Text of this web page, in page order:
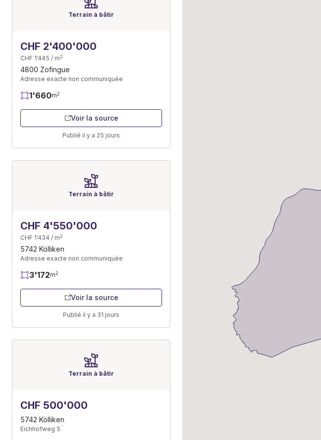
Terrain à bâtir
CHF 2'400'000
CHF 1'445 / m2
4800 Zofingue
Adresse exacte non communiquée
1'660m2
Voir la source
Publié il y a 25 jours
Terrain à bâtir
CHF 4'550'000
CHF 1'434 / m2
5742 Kölliken
Adresse exacte non communiquée
3'172m2
Voir la source
Publié il y a 31 jours
Terrain à bâtir
CHF 500'000
5742 Kölliken
Eichhofweg 5